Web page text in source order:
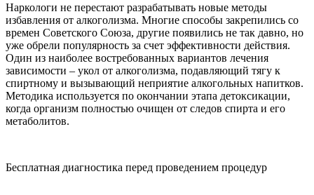
Наркологи не перестают разрабатывать новые методы
избавления от алкоголизма. Многие способы закрепились со
времен Советского Союза, другие появились не так давно, но
уже обрели популярность за счет эффективности действия.
Один из наиболее востребованных вариантов лечения
зависимости – укол от алкоголизма, подавляющий тягу к
спиртному и вызывающий неприятие алкогольных напитков.
Методика используется по окончании этапа детоксикации,
когда организм полностью очищен от следов спирта и его
метаболитов.
Бесплатная диагностика перед проведением процедур